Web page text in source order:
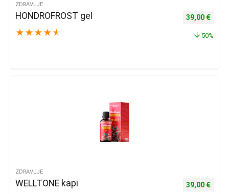
ZDRAVLJE
HONDROFROST gel
★ ★ ★ ★ ★
Izvorna
39,00 €
50%
ZDRAVLJE
WELLTONE kapi
Izvorna
39,00 €